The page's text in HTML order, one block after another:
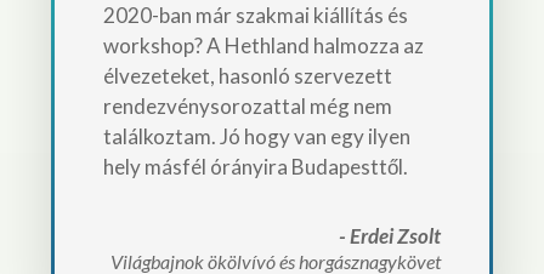
2020-ban már szakmai kiállítás és
workshop? A Hethland halmozza az
élvezeteket, hasonló szervezett
rendezvénysorozattal még nem
találkoztam. Jó hogy van egy ilyen
hely másfél órányira Budapesttől.
- Erdei Zsolt
Világbajnok ökölvívó és horgásznagykövet